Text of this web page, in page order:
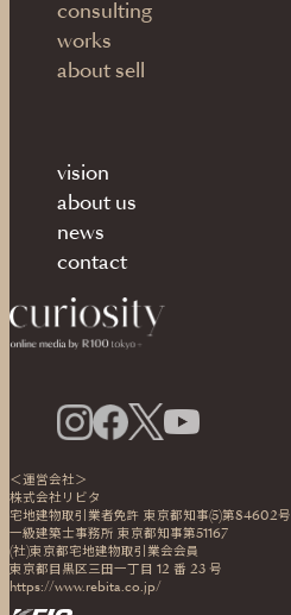
consulting
works
about sell
vision
about us
news
contact
＜運営会社＞
株式会社リビタ
宅地建物取引業者免許 東京都知事(5)第84602号
一級建築士事務所 東京都知事第51167
(社)東京都宅地建物取引業会会員
東京都目黒区三田一丁目 12 番 23 号
https://www.rebita.co.jp/